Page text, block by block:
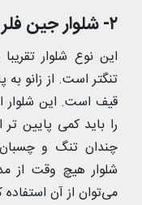
۲- شلوار جین فلر کات
این نوع شلوار
تنگتر است. از زانو
قیف است. این شلوار
را باید کمی پایین
چندان تنگ و
شلوار هیچ وقت از
می‌توان از آن استفاده